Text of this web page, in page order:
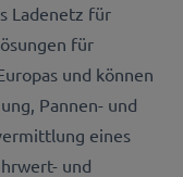
Ladenetz für
für
und können
Pannen- und
eines
und